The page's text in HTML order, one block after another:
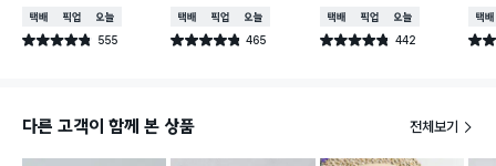
택배배송매장픽업오늘배송
별점 4.8점 555
건 작성
침
택배배송매장픽업오늘배송
별점 4.8점 465
건 작성
택배배송매장픽업오늘배송
별점 4.8점 442
건 작성
택배
별점
다른 고객이 함께 본 상품 전체보기